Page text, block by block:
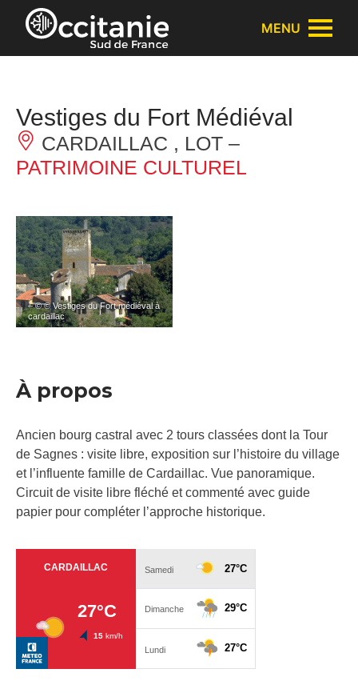
Panneau de gestion des cookies
MENU
Vestiges du Fort Médiéval
CARDAILLAC , LOT –
PATRIMOINE CULTUREL
– © © Vestiges du Fort médiéval à
cardaillac
À propos
Ancien bourg castral avec 2 tours classées dont la Tour
de Sagnes : visite libre, exposition sur l’histoire du village
et l’influente famille de Cardaillac. Vue panoramique.
Circuit de visite libre fléché et commenté avec guide
papier pour compléter l’approche historique.